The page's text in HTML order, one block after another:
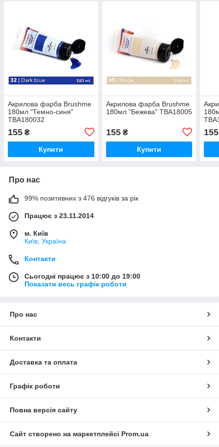
Акрилова фарба Brushme
180мл "Темно-синя"
TBA180032
155 ₴
Купити
Акрилова фарба Brushme
180мл "Бежева" TBA18005
155₴
Купити
155
Про нас
99% позитивних з 476 відгуків за рік
Працює з 23.11.2014
м. Київ
Київ, Україна
Контакти
Сьогодні працює з 10:00 до 19:00
Показати весь графік роботи
Про нас
Контакти
Доставка та оплата
Графік роботи
Повна версія сайту
Сайт створено на маркетплейсі Prom.ua